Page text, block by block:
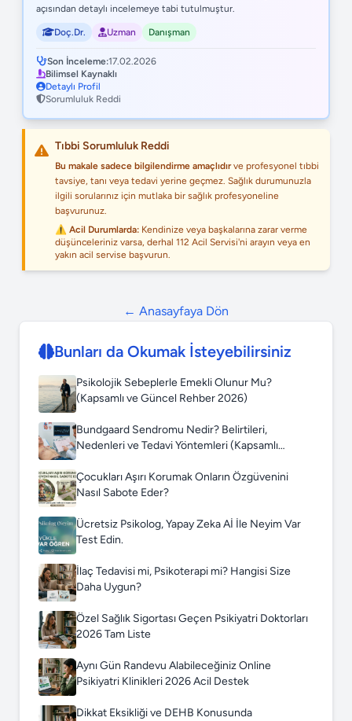
açısından detaylı incelemeye tabi tutulmuştur.
Doç.Dr. Uzman Danışman
Son İnceleme:17.02.2026
Bilimsel Kaynaklı
Detaylı Profil
Sorumluluk Reddi
Tıbbi Sorumluluk Reddi
Bu makale sadece bilgilendirme amaçlıdırve profesyonel tıbbi
tavsiye, tanı veya tedavi yerine geçmez. Sağlık durumunuzla
ilgili sorularınız için mutlaka bir sağlık profesyoneline
başvurunuz.
⚠️ Acil Durumlarda: Kendinize veya başkalarına zarar verme
düşünceleriniz varsa, derhal 112 Acil Servisi'ni arayın veya en
yakın acil servise başvurun.
← Anasayfaya Dön
Bunları da Okumak İsteyebilirsiniz
Psikolojik Sebeplerle Emekli Olunur Mu?
(Kapsamlı ve Güncel Rehber 2026)
Bundgaard Sendromu Nedir? Belirtileri,
Nedenleri ve Tedavi Yöntemleri (Kapsamlı
Çocukları Aşırı Korumak Onların Özgüvenini
Nasıl Sabote Eder?
Ücretsiz Psikolog, Yapay Zeka Aİ İle Neyim Var
Test Edin.
İlaç Tedavisi mi, Psikoterapi mi? Hangisi Size
Daha Uygun?
Özel Sağlık Sigortası Geçen Psikiyatri Doktorları
2026 Tam Liste
Aynı Gün Randevu Alabileceğiniz Online
Psikiyatri Klinikleri 2026 Acil Destek
Dikkat Eksikliği ve DEHB Konusunda